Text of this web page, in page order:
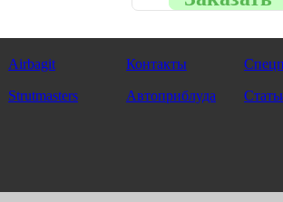
Airbagit Контакты
Strutmasters Автоприблуда